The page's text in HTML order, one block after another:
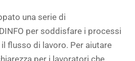
una serie di
per soddisfare i processi
flusso di lavoro. Per aiutare
per i lavoratori che